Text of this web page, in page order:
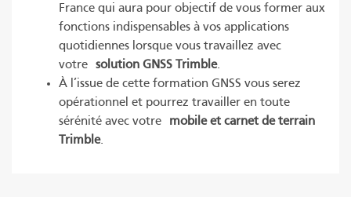
France qui aura pour objectif de vous former aux
fonctions indispensables à vos applications
quotidiennes lorsque vous travaillez avec
votre solution GNSS Trimble.
À l’issue de cette formation GNSS vous serez
opérationnel et pourrez travailler en toute
sérénité avec votre mobile et carnet de terrain
Trimble.